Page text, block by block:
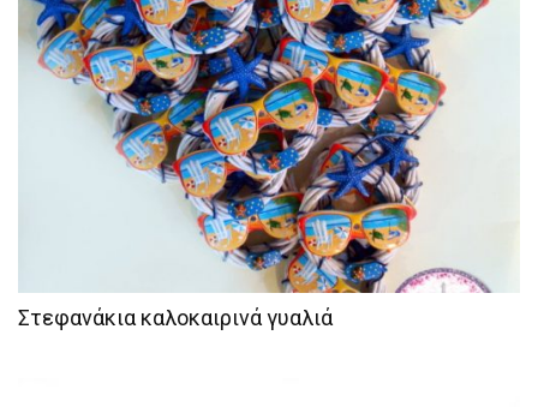
Στεφανάκια καλοκαιρινά γυαλιά